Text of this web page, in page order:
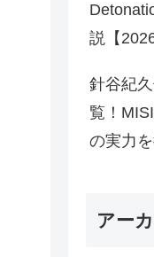
説【
針谷紀
覧！
の実力
アー